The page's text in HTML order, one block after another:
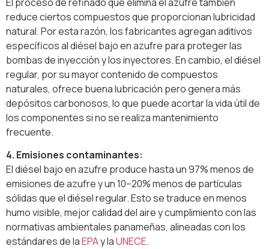
reduce ciertos compuestos que proporcionan lubricidad
natural. Por esta razón, los fabricantes agregan aditivos
específicos al diésel bajo en azufre para proteger las
bombas de inyección y los inyectores. En cambio, el diésel
regular, por su mayor contenido de compuestos
naturales, ofrece buena lubricación pero genera más
depósitos carbonosos, lo que puede acortar la vida útil de
los componentes si no se realiza mantenimiento
frecuente.
4. Emisiones contaminantes:
El diésel bajo en azufre produce hasta un 97% menos de
emisiones de azufre y un 10–20% menos de partículas
sólidas que el diésel regular. Esto se traduce en menos
humo visible, mejor calidad del aire y cumplimiento con las
normativas ambientales panameñas, alineadas con los
estándares de laEPAy laUNECE.